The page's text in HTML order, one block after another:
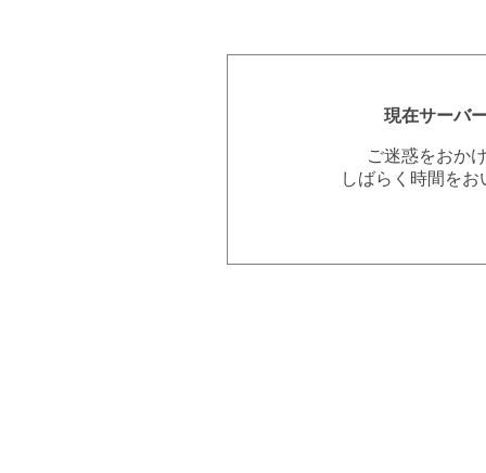
現在サーバ
ご迷惑をおか
しばらく時間を